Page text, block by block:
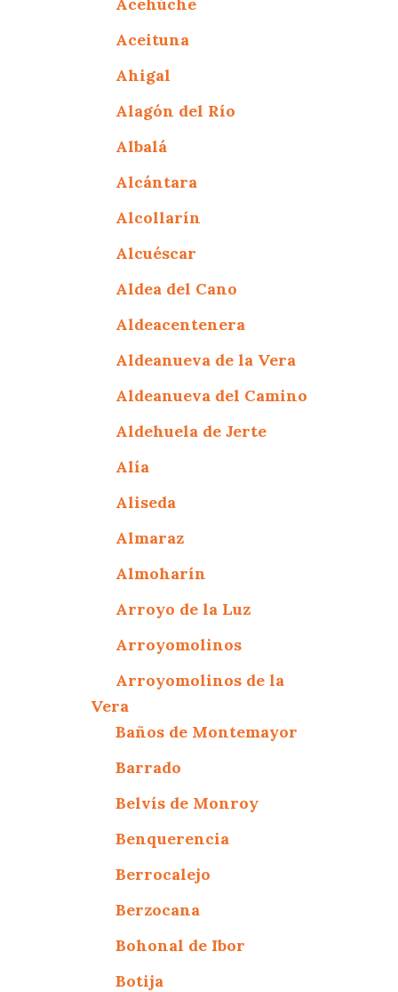
Aceituna
Ahigal
Alagón del Río
Albalá
Alcántara
Alcollarín
Alcuéscar
Aldea del Cano
Aldeacentenera
Aldeanueva de la Vera
Aldeanueva del Camino
Aldehuela de Jerte
Alía
Aliseda
Almaraz
Almoharín
Arroyo de la Luz
Arroyomolinos
Arroyomolinos de la
Vera
Baños de Montemayor
Barrado
Belvís de Monroy
Benquerencia
Berrocalejo
Berzocana
Bohonal de Ibor
Botija